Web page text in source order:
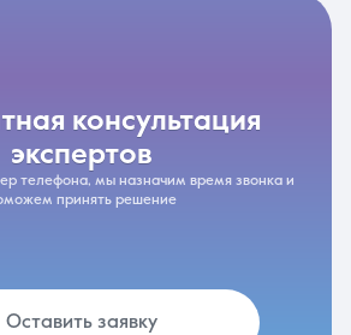
экспертов
телефона, мы назначим время звонка и
принять решение
Оставить заявку